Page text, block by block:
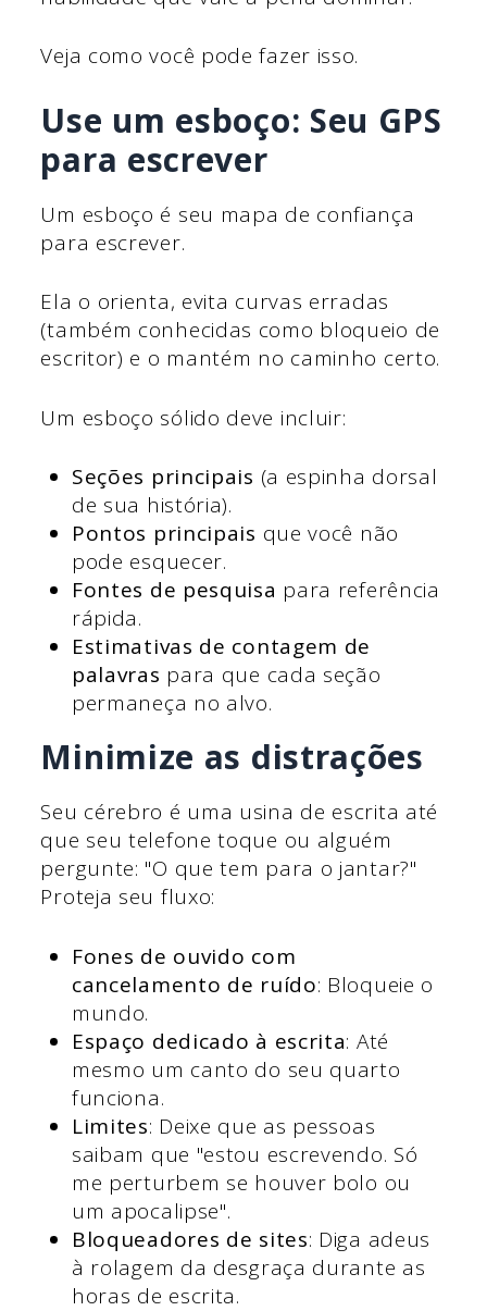
Veja como você pode fazer isso.
Use um esboço: Seu GPS
para escrever
Um esboço é seu mapa de confiança
para escrever.
Ela o orienta, evita curvas erradas
(também conhecidas como bloqueio de
escritor) e o mantém no caminho certo.
Um esboço sólido deve incluir:
Seções principais (a espinha dorsal
de sua história).
Pontos principais que você não
pode esquecer.
Fontes de pesquisa para referência
rápida.
Estimativas de contagem de
palavras para que cada seção
permaneça no alvo.
Minimize as distrações
Seu cérebro é uma usina de escrita até
que seu telefone toque ou alguém
pergunte: "O que tem para o jantar?"
Proteja seu fluxo:
Fones de ouvido com
cancelamento de ruído: Bloqueie o
mundo.
Espaço dedicado à escrita: Até
mesmo um canto do seu quarto
funciona.
Limites: Deixe que as pessoas
saibam que "estou escrevendo. Só
me perturbem se houver bolo ou
um apocalipse".
Bloqueadores de sites: Diga adeus
à rolagem da desgraça durante as
horas de escrita.